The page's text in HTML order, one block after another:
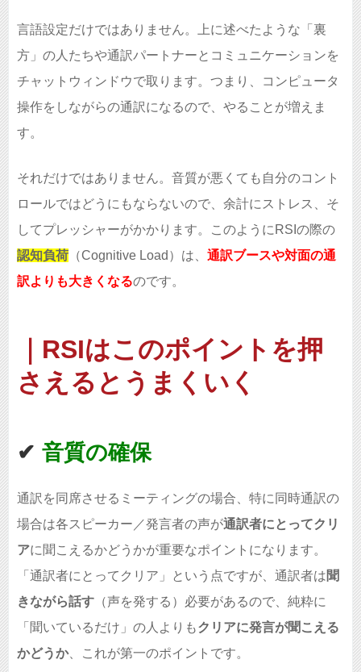
言語設定だけではありません。上に述べたような「裏
方」の人たちや通訳パートナーとコミュニケーションを
チャットウィンドウで取ります。つまり、コンピュータ
操作をしながらの通訳になるので、やることが増えま
す。
それだけではありません。音質が悪くても自分のコント
ロールではどうにもならないので、余計にストレス、そ
してプレッシャーがかかります。このようにRSIの際の
認知負荷 （Cognitive Load）は、 通訳ブースや対面の通
訳よりも大きくなるのです。
｜RSIはこのポイントを押
さえるとうまくいく
✔︎ 音質の確保
通訳を同席させるミーティングの場合、特に同時通訳の
場合は各スピーカー／発言者の声が通訳者にとってクリ
アに聞こえるかどうかが重要なポイントになります。
「通訳者にとってクリア」という点ですが、通訳者は聞
きながら話す （声を発する）必要があるので、純粋に
「聞いているだけ」の人よりもクリアに発言が聞こえる
かどうか、これが第一のポイントです。